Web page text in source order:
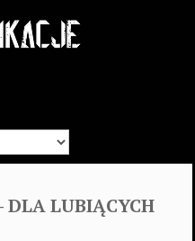
DLA LUBIĄCYCH